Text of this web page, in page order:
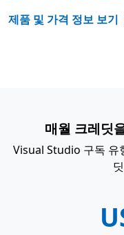
제품 및 가격 정보 보기
매월 크레딧
Visual Studio 구독 유